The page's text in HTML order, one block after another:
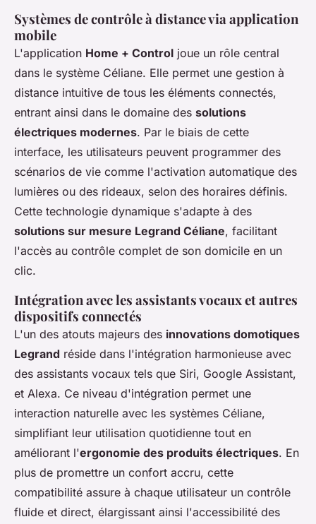
Systèmes de contrôle à distance via application
mobile
L'application Home + Control joue un rôle central
dans le système Céliane. Elle permet une gestion à
distance intuitive de tous les éléments connectés,
entrant ainsi dans le domaine des solutions
électriques modernes. Par le biais de cette
interface, les utilisateurs peuvent programmer des
scénarios de vie comme l'activation automatique des
lumières ou des rideaux, selon des horaires définis.
Cette technologie dynamique s'adapte à des
solutions sur mesure Legrand Céliane, facilitant
l'accès au contrôle complet de son domicile en un
clic.
Intégration avec les assistants vocaux et autres
dispositifs connectés
L'un des atouts majeurs des innovations domotiques
Legrand réside dans l'intégration harmonieuse avec
des assistants vocaux tels que Siri, Google Assistant,
et Alexa. Ce niveau d'intégration permet une
interaction naturelle avec les systèmes Céliane,
simplifiant leur utilisation quotidienne tout en
améliorant l'ergonomie des produits électriques. En
plus de promettre un confort accru, cette
compatibilité assure à chaque utilisateur un contrôle
fluide et direct, élargissant ainsi l'accessibilité des